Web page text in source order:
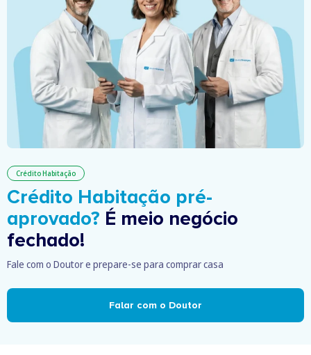
Crédito Habitação
Crédito Habitação pré-
aprovado? É meio negócio
fechado!
Fale com o Doutor e prepare-se para comprar casa
Falar com o Doutor